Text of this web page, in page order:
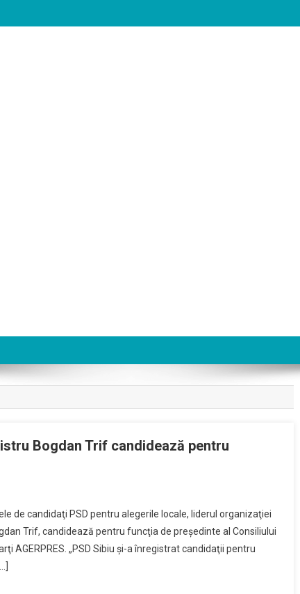
Bogdan Trif candidează pentru
de candidaţi PSD pentru alegerile locale, liderul organizaţiei
Trif, candidează pentru funcţia de preşedinte al Consiliului
AGERPRES. „PSD Sibiu şi-a înregistrat candidaţii pentru